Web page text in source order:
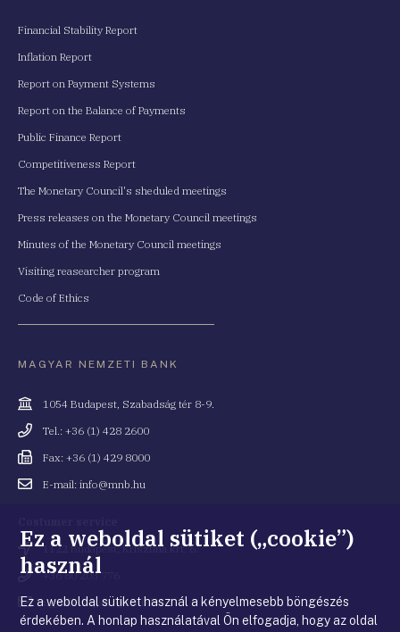
Financial Stability Report
Inflation Report
Report on Payment Systems
Report on the Balance of Payments
Public Finance Report
Competitiveness Report
The Monetary Council's sheduled meetings
Press releases on the Monetary Council meetings
Minutes of the Monetary Council meetings
Visiting reasearcher program
Code of Ethics
MAGYAR NEMZETI BANK
Cím
1054 Budapest, Szabadság tér 8-9.
Telefonszám
Tel.: +36 (1) 428 2600
Fax
Fax: +36 (1) 429 8000
EmailE-mail: info@mnb.hu
Cím 1122 Budapest, Krisztina krt. 6.
Telefonszám
+36 80 203 776
Email
cím
ugyfelszolgalat@mnb.hu
Ez a weboldal sütiket („cookie”)
használ
Ez a weboldal sütiket használ a kényelmesebb böngészés
érdekében. A honlap használatával Ön elfogadja, hogy az oldal